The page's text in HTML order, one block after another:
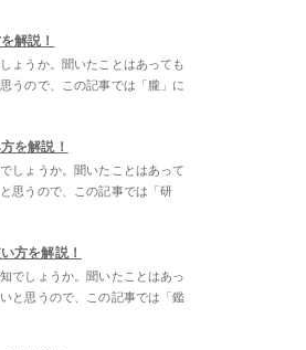
解説！
ょうか。聞いたことはあっても
うので、この記事では「朧」に
を解説！
しょうか。聞いたことはあって
思うので、この記事では「研
方を解説！
でしょうか。聞いたことはあっ
と思うので、この記事では「鑑